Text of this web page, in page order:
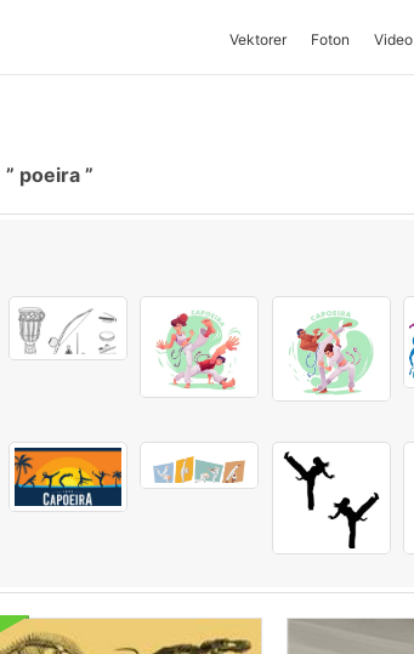
Vektorer Foton Video
poeira